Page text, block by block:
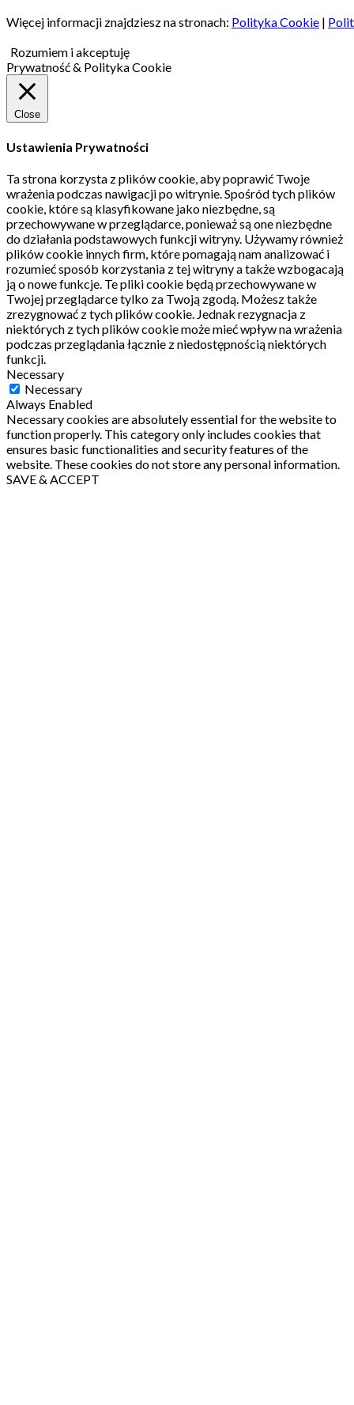
Więcej informacji znajdziesz na stronach: Polityka Cookie |
Rozumiem i akceptuję
Prywatność & Polityka Cookie
Close
Ustawienia Prywatności
Ta strona korzysta z plików cookie, aby poprawić Twoje
wrażenia podczas nawigacji po witrynie.Spośród tych plików
cookie, które są klasyfikowane jako niezbędne, są
przechowywane w przeglądarce, ponieważ są one niezbędne
do działania podstawowych funkcji witryny. Używamy również
plików cookie innych firm, które pomagają nam analizować i
rozumieć sposób korzystania z tej witryny a także wzbogacają
ją o nowe funkcje. Te pliki cookie będą przechowywane w
Twojej przeglądarce tylko za Twoją zgodą. Możesz także
zrezygnować z tych plików cookie. Jednak rezygnacja z
niektórych z tych plików cookie może mieć wpływ na wrażenia
podczas przeglądania łącznie z niedostępnością niektórych
funkcji.
Necessary
Necessary
Always Enabled
Necessary cookies are absolutely essential for the website to
function properly. This category only includes cookies that
ensures basic functionalities and security features of the
website. These cookies do not store any personal information.
SAVE & ACCEPT